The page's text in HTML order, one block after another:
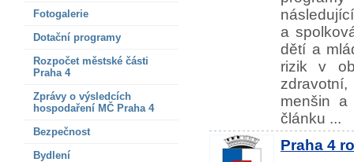
Fotogalerie
Dotační programy
Rozpočet městské části
Praha 4
Zprávy o výsledcích
hospodaření MČ Praha 4
Bezpečnost
Bydlení
a
dětí a
rizik v
menšin a
článku ...
Praha 4